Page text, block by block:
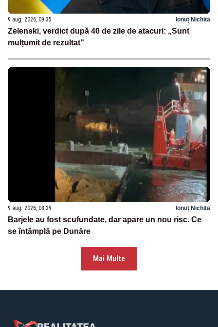
9 aug. 2026, 09:35 Ionuț Nichita
Zelenski, verdict după 40 de zile de atacuri: „Sunt
mulțumit de rezultat”
9 aug. 2026, 08:29 Ionuț Nichita
Barjele au fost scufundate, dar apare un nou risc. Ce
se întâmplă pe Dunăre
Mai Multe